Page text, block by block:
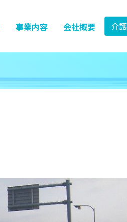
事業内容 会社概要 介